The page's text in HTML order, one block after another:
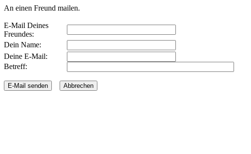
An einen Freund mailen.
E-Mail Deines
Freundes:
Dein Name:
Deine E-Mail:
Betreff: